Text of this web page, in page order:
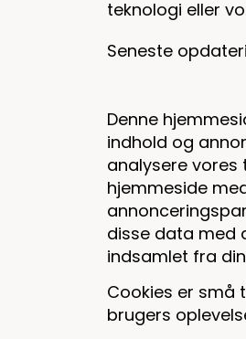
teknologi eller
Seneste
Denne
indhold og
analysere vores
hjemmeside
disse data med
indsamlet fra
Cookies er små
brugers